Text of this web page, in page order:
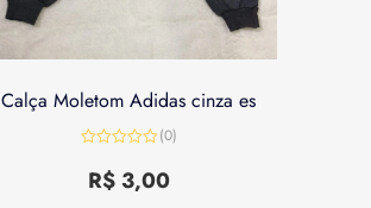
Calça Moletom Adidas cinza es
de
(0)
R$3,00